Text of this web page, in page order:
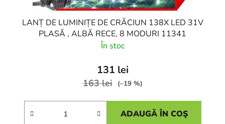
LANȚ DE LUMINIȚE DE CRĂCIUN 138X LED 31V
PLASĂ , ALBĂ RECE, 8 MODURI 11341
În stoc
131 lei
163 lei (–19 %)
ADAUGĂ ÎN COŞ